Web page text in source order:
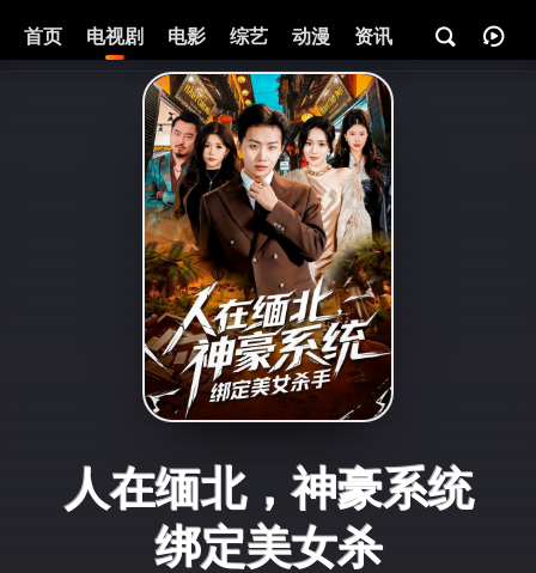
首页 电视剧 电影 综艺 动漫 资讯
人在缅北，神豪系统
绑定美女杀